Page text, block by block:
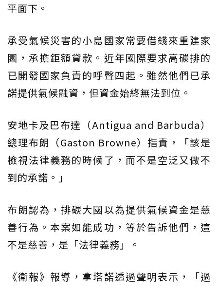
平面下。
承受氣候災害的小島國家常要借錢來重建家
園，承擔鉅額貸款。近年國際要求高碳排的
已開發國家負責的呼聲四起。雖然他們已承
諾提供氣候融資，但資金始終無法到位。
安地卡及巴布達（Antigua and Barbuda）
總理布朗（Gaston Browne）指責，「該是
檢視法律義務的時候了，而不是空泛又做不
到的承諾。」
布朗認為，排碳大國以為提供氣候資金是慈
善行為。本案如能成功，等於告訴他們，這
不是慈善，是「法律義務」。
《衛報》報導，拿塔諾透過聲明表示，「過